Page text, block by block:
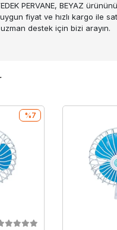
PERVANE, BEYAZ ürününü
fiyat ve hızlı kargo ile
destek için bizi arayın.
%7